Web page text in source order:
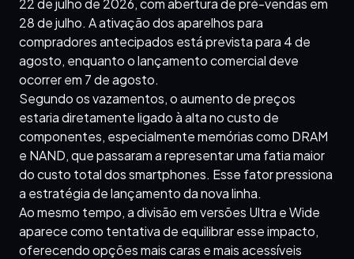
22 de julho de 2026, com abertura de pré-vendas em
28 de julho. A ativação dos aparelhos para
compradores antecipados está prevista para 4 de
agosto, enquanto o lançamento comercial deve
ocorrer em 7 de agosto.
Segundo os vazamentos, o aumento de preços
estaria diretamente ligado à alta no custo de
componentes, especialmente memórias como DRAM
e NAND, que passaram a representar uma fatia maior
do custo total dos smartphones. Esse fator pressiona
a estratégia de lançamento da nova linha.
Ao mesmo tempo, a divisão em versões Ultra e Wide
aparece como tentativa de equilibrar esse impacto,
oferecendo opções mais caras e mais acessíveis